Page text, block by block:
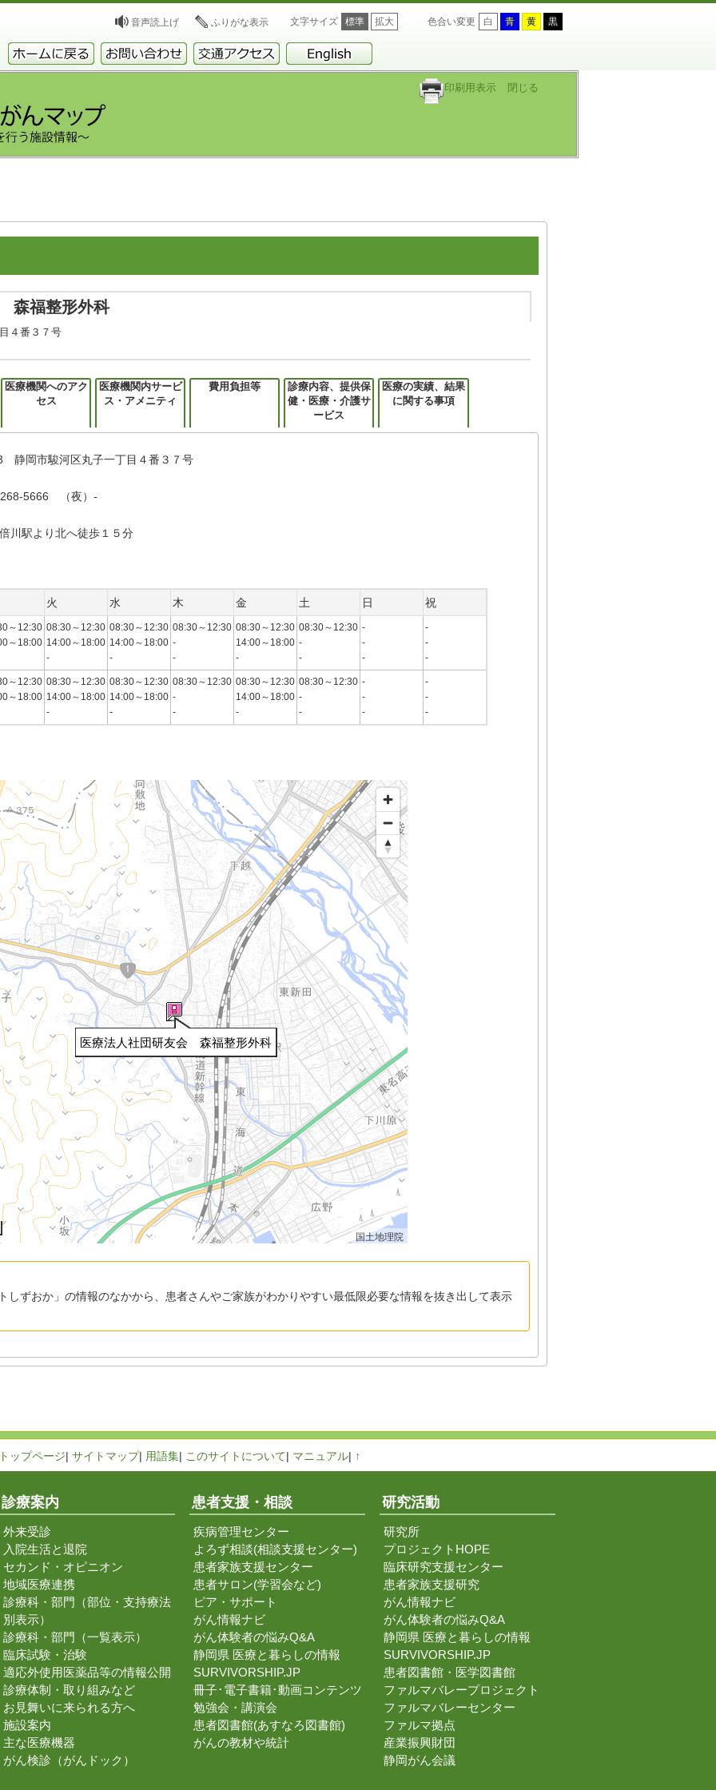
音声読上げ ふりがな表示 文字サイズ 標準 拡大 色合い変更 白 青 黄 黒
印刷用表示 閉じる
森福整形外科
４番３７号
医療機関へのアク
セス
医療機関内サービ
ス・アメニティ
費用負担等
診療内容、提供保
健・医療・介護サ
ービス
医療の実績、結果
に関する事項
静岡市駿河区丸子一丁目４番３７号
5666 （夜）-
川駅より北へ徒歩１５分
火 水 木 金 土 日 祝
～12:30
～18:00
08:30～12:30
14:00～18:00
-
08:30～12:30
14:00～18:00
-
08:30～12:30
-
-
08:30～12:30
14:00～18:00
-
08:30～12:30
-
-
-
-
-
-
-
-
～12:30
～18:00
08:30～12:30
14:00～18:00
-
08:30～12:30
14:00～18:00
-
08:30～12:30
-
-
08:30～12:30
14:00～18:00
-
08:30～12:30
-
-
-
-
-
-
-
-
医療法人社団研友会 森福整形外科
国土地理院
しずおか」の情報のなかから、患者さんやご家族がわかりやすい最低限必要な情報を抜き出して表示
ップページ| サイトマップ| 用語集| このサイトについて| マニュアル| ↑
診療案内
外来受診
入院生活と退院
セカンド・オピニオン
地域医療連携
診療科・部門（部位・支持療法
別表示）
診療科・部門（一覧表示）
臨床試験・治験
適応外使用医薬品等の情報公開
診療体制・取り組みなど
お見舞いに来られる方へ
施設案内
主な医療機器
がん検診（がんドック）
患者支援・相談
疾病管理センター
よろず相談(相談支援センター)
患者家族支援センター
患者サロン(学習会など)
ピア・サポート
がん情報ナビ
がん体験者の悩みQ&A
静岡県 医療と暮らしの情報
SURVIVORSHIP.JP
冊子･電子書籍･動画コンテンツ
勉強会・講演会
患者図書館(あすなろ図書館)
がんの教材や統計
研究活動
研究所
プロジェクトHOPE
臨床研究支援センター
患者家族支援研究
がん情報ナビ
がん体験者の悩みQ&A
静岡県 医療と暮らしの情報
SURVIVORSHIP.JP
患者図書館・医学図書館
ファルマバレープロジェクト
ファルマバレーセンター
ファルマ拠点
産業振興財団
静岡がん会議